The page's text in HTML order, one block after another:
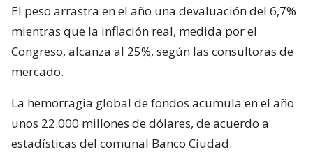
El peso arrastra en el año una devaluación del 6,7%
mientras que la inflación real, medida por el
Congreso, alcanza al 25%, según las consultoras de
mercado.
La hemorragia global de fondos acumula en el año
unos 22.000 millones de dólares, de acuerdo a
estadísticas del comunal Banco Ciudad.